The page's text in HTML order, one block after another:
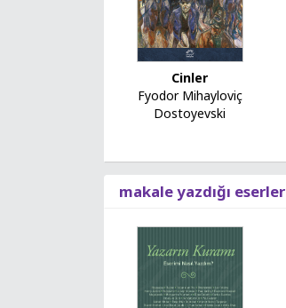
Cinler
Fyodor Mihayloviç
Dostoyevski
makale yazdığı eserler